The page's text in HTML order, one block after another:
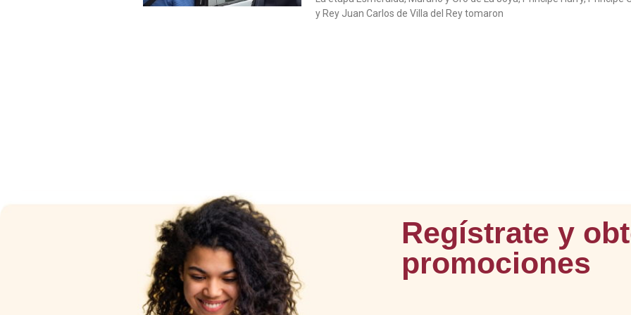
y Rey Juan Carlos de Villa del Rey tomaron
Regístrate y
promociones